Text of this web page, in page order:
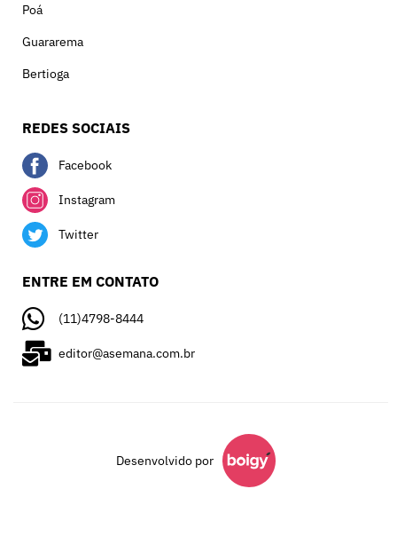
Poá
Guararema
Bertioga
REDES SOCIAIS
Facebook
Instagram
Twitter
ENTRE EM CONTATO
(11)4798-8444
editor@asemana.com.br
Desenvolvido por